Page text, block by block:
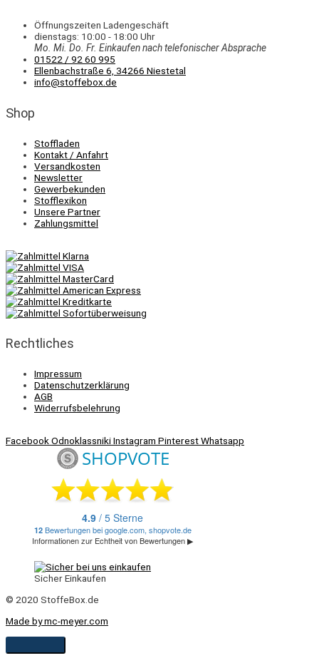
Öffnungszeiten Ladengeschäft
dienstags: 10:00 - 18:00 Uhr
Mo. Mi. Do. Fr. Einkaufennach telefonischer Absprache
01522 / 92 60 995
Ellenbachstraße 6, 34266 Niestetal
info@stoffebox.de
Shop
Stoffladen
Kontakt / Anfahrt
Versandkosten
Newsletter
Gewerbekunden
Stofflexikon
Unsere Partner
Zahlungsmittel
Rechtliches
Impressum
Datenschutzerklärung
AGB
Widerrufsbelehrung
FacebookOdnoklassnikiInstagram PinterestWhatsapp
Sicher Einkaufen
© 2020 StoffeBox.de
Made by mc-meyer.com